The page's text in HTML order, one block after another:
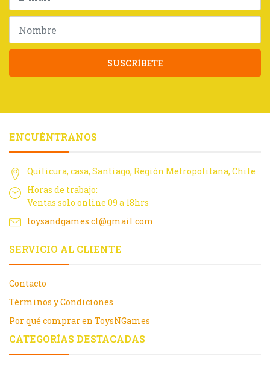
SUSCRÍBETE
ENCUÉNTRANOS
Quilicura, casa, Santiago, Región Metropolitana, Chile
Horas de trabajo:
Ventas solo online 09 a 18hrs
toysandgames.cl@gmail.com
SERVICIO AL CLIENTE
Contacto
Términos y Condiciones
Por qué comprar en ToysNGames
CATEGORÍAS DESTACADAS